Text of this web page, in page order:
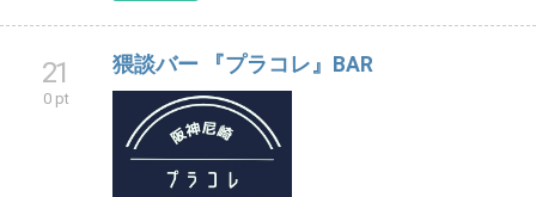
21
0 pt
猥談バー 『プラコレ』BAR